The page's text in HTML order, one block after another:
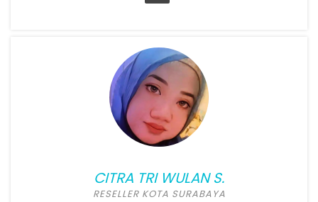
Position:Reseller Kota
Tidore Kepulauan
Alamat:Garojou RT 02 RW
02, Oba Utara, Tidore
Kepulauan
REGLOW.0039 – 082330486335
CITRA TRI WULAN S.
RESELLER KOTA SURABAYA